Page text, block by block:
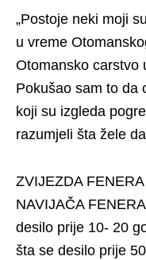
„Postoje neki moji
u vreme
Otomansko carstvo
Pokušao sam to da
koji su izgleda
razumjeli šta žele
ZVIJEZDA
NAVIJAČA
desilo prije 10- 20
šta se desilo prije